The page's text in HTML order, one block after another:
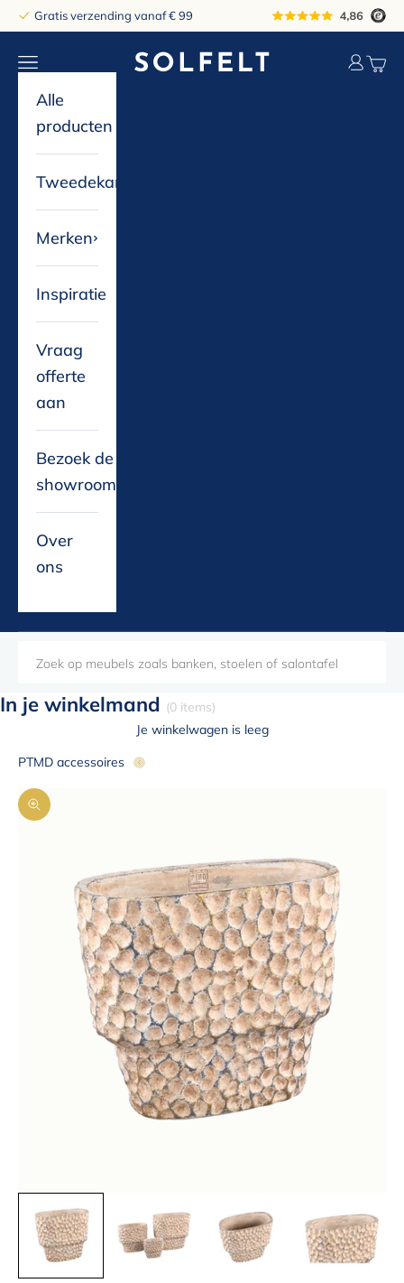
Naar inhoudGratis verzending vanaf € 99
solfelt
Navigatiemenu openen
Alle
producten
Tweedekans
Merken
Inspiratie
Vraag
offerte
aan
Bezoek de
showroom
Over
ons
In je winkelmand (0 items)
Je winkelwagen is leeg
PTMD accessoires
In-/uitzoomen